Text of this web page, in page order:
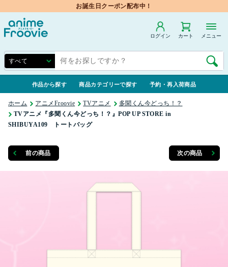
お誕生日クーポン配布中！
ログイン カート メニュー
作品から探す 商品カテゴリーで探す 予約・再入荷商品
ホーム アニメFroovie TVアニメ
多聞くん今どっち！？
TVアニメ『多聞くん今どっち！？』POP UP STORE in
SHIBUYA109 トートバッグ
前の商品 次の商品